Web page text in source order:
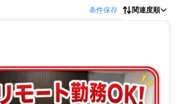
条件保存 関連度順